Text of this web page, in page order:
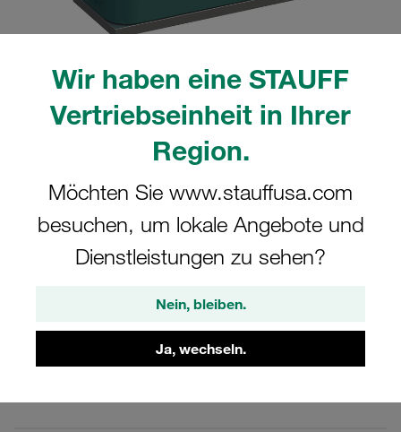
Wir haben eine STAUFF
Vertriebseinheit in Ihrer
Region.
Möchten Sie www.stauffusa.com
besuchen, um lokale Angebote und
Dienstleistungen zu sehen?
Nein, bleiben.
Ja, wechseln.
tatsächlichen Produkt abweichen.
Mehr anzeigen
Komplettschelle Standard-Baureihe Gr.
2 Ø10mm Polypropylen W10 gerippt,
mit Vorspannung Anschweißpl., kurz
Deckpl., AS-Schraube
SP-210-PP-DP-AS-M-W10
STAUFF Materialnr. 1110000781